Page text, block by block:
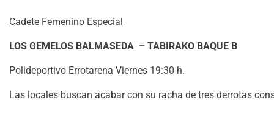
Cadete Femenino Especial
LOS GEMELOS BALMASEDA – TABIRAKO BAQUE B
Polideportivo Errotarena Viernes 19:30 h.
Las locales buscan acabar con su racha de tres derrotas